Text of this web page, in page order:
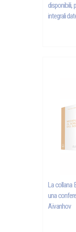
disponibili,
integrali
La collana
una
Aïvanhov